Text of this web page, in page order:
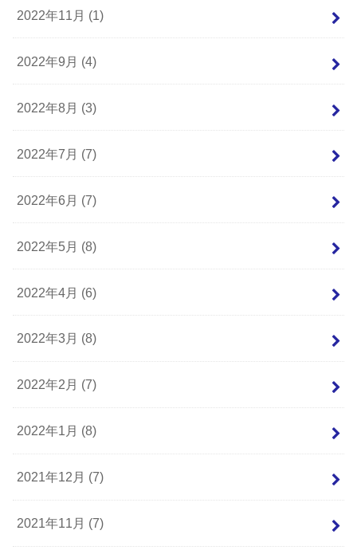
2022年11月 (1)
2022年9月 (4)
2022年8月 (3)
2022年7月 (7)
2022年6月 (7)
2022年5月 (8)
2022年4月 (6)
2022年3月 (8)
2022年2月 (7)
2022年1月 (8)
2021年12月 (7)
2021年11月 (7)